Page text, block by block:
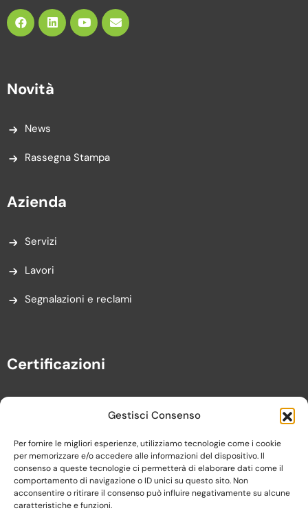
Gestisci Consenso
Per fornire le migliori esperienze, utilizziamo tecnologie come i cookie
per memorizzare e/o accedere alle informazioni del dispositivo. Il
consenso a queste tecnologie ci permetterà di elaborare dati come il
comportamento di navigazione o ID unici su questo sito. Non
acconsentire o ritirare il consenso può influire negativamente su alcune
caratteristiche e funzioni.
Novità
News
Rassegna Stampa
Azienda
Servizi
Lavori
Segnalazioni e reclami
Certificazioni